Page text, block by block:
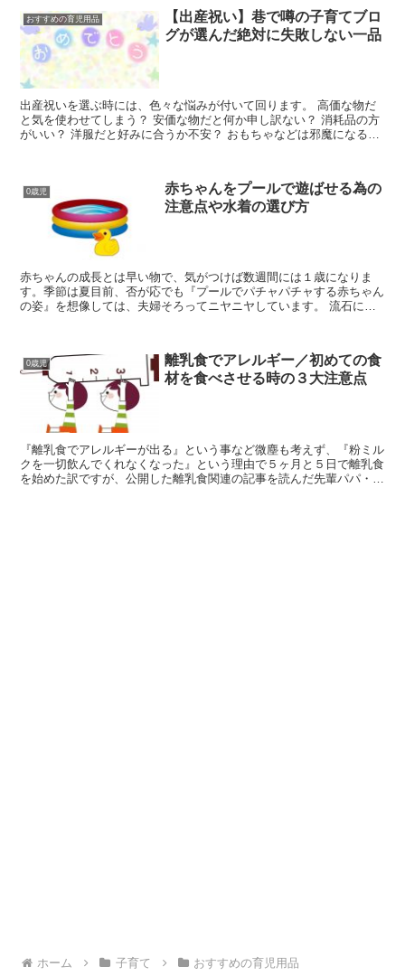
おすすめの育児用品
【出産祝い】巷で噂の子育てブロ
グが選んだ絶対に失敗しない一品
出産祝いを選ぶ時には、色々な悩みが付いて回ります。 高価な物だ
と気を使わせてしまう？ 安価な物だと何か申し訳ない？ 消耗品の方
がいい？ 洋服だと好みに合うか不安？ おもちゃなどは邪魔になる？
0歳児
赤ちゃんをプールで遊ばせる為の
注意点や水着の選び方
赤ちゃんの成長とは早い物で、気がつけば数週間には１歳になりま
す。季節は夏目前、否が応でも『プールでパチャパチャする赤ちゃん
の姿』を想像しては、夫婦そろってニヤニヤしています。 流石に、
0歳児
離乳食でアレルギー／初めての食
材を食べさせる時の３大注意点
『離乳食でアレルギーが出る』という事など微塵も考えず、『粉ミル
クを一切飲んでくれなくなった』という理由で５ヶ月と５日で離乳食
を始めた訳ですが、公開した離乳食関連の記事を読んだ先輩パパ・マ
ホーム 子育て おすすめの育児用品